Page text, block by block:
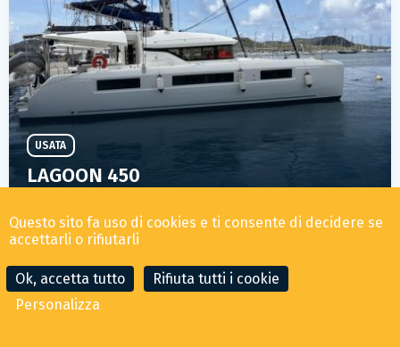
LAGOON 450
USATA
2018 14.75m
Questo sito fa uso di cookies e ti consente di decidere se
accettarli o rifiutarli
Ok, accetta tutto
Rifiuta tutti i cookie
Personalizza